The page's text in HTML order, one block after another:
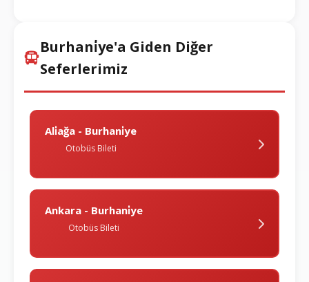
Burhani̇ye'a Giden Diğer
Seferlerimiz
Ali̇ağa - Burhani̇ye
Otobüs Bileti
Ankara - Burhani̇ye
Otobüs Bileti